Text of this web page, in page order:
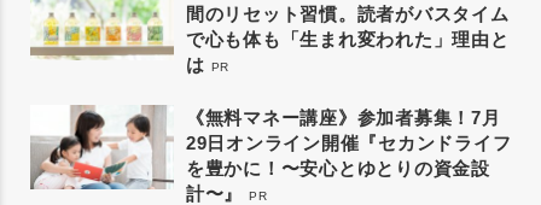
間のリセット習慣。読者がバスタイム
で心も体も「生まれ変われた」理由と
は PR
《無料マネー講座》参加者募集！7月
29日オンライン開催『セカンドライフ
を豊かに！〜安心とゆとりの資金設
計〜』
PR